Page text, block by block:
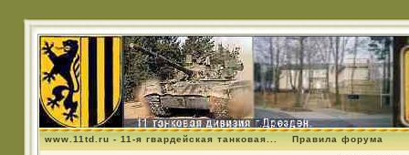
www.11td.ru - 11-я гвардейская танковая... Правила форума